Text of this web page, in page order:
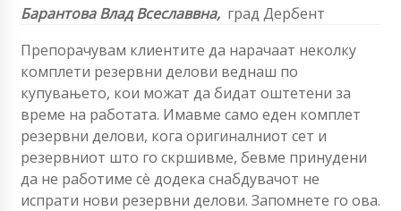
Барантова Влад Всеславвна, град Дербент
Препорачувам клиентите да нарачаат неколку
комплети резервни делови веднаш по
купувањето, кои можат да бидат оштетени за
време на работата. Имавме само еден комплет
резервни делови, кога оригиналниот сет и
резервниот што го скршивме, бевме принудени
да не работиме сè додека снабдувачот не
испрати нови резервни делови. Запомнете го ова.